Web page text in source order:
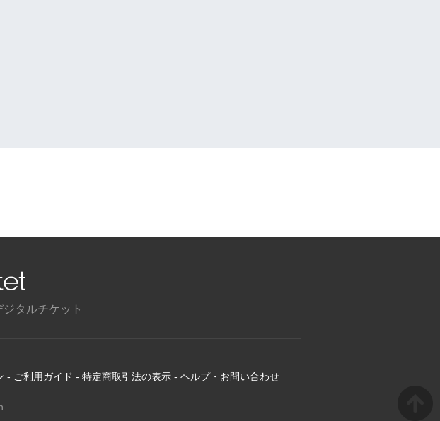
タルチケット
- ご利用ガイド - 特定商取引法の表示 - ヘルプ・お問い合わせ